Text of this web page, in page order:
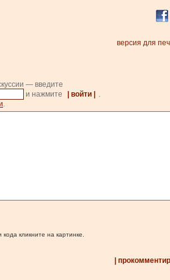
версия для
— введите
и нажмите | войти |
.
.
кликните на картинке.
|